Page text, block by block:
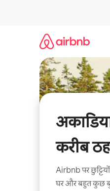
अकाडिया
करीब
Airbnb पर
घर और बहुत कुछ